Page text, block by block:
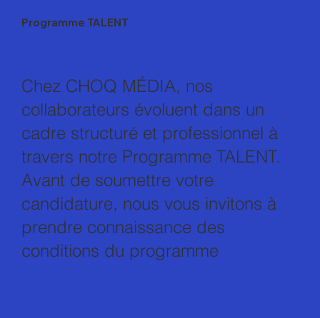
Programme TALENT
Chez CHOQ MÉDIA, nos
collaborateurs évoluent dans un
cadre structuré et professionnel à
travers notre Programme TALENT.
Avant de soumettre votre
candidature, nous vous invitons à
prendre connaissance des
conditions du programme